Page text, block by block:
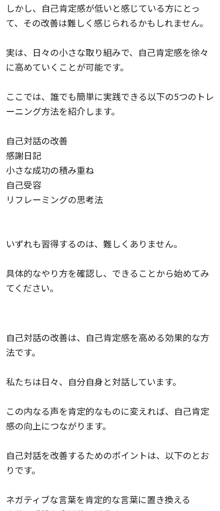
しかし、自己肯定感が低いと感じている方にとっ
て、その改善は難しく感じられるかもしれません。
実は、日々の小さな取り組みで、自己肯定感を徐々
に高めていくことが可能です。
ここでは、誰でも簡単に実践できる以下の5つのトレ
ーニング方法を紹介します。
自己対話の改善
感謝日記
小さな成功の積み重ね
自己受容
リフレーミングの思考法
いずれも習得するのは、難しくありません。
具体的なやり方を確認し、できることから始めてみ
てください。
自己対話の改善は、自己肯定感を高める効果的な方
法です。
私たちは日々、自分自身と対話しています。
この内なる声を肯定的なものに変えれば、自己肯定
感の向上につながります。
自己対話を改善するためのポイントは、以下のとお
りです。
ネガティブな言葉を肯定的な言葉に置き換える